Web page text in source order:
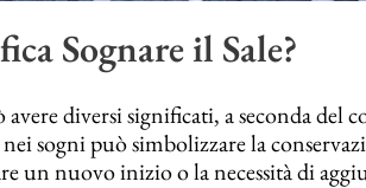
Sognare il Sale?
avere diversi significati, a seconda del
sogni può simbolizzare la
un nuovo inizio o la necessità di